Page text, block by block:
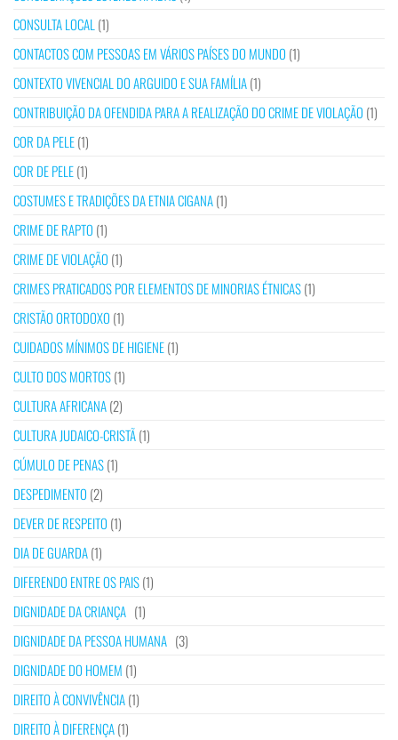
CONSULTA LOCAL (1)
CONTACTOS COM PESSOAS EM VÁRIOS PAÍSES DO MUNDO (1)
CONTEXTO VIVENCIAL DO ARGUIDO E SUA FAMÍLIA(1)
CONTRIBUIÇÃO DA OFENDIDA PARA A REALIZAÇÃO DO CRIME DE VIOLAÇÃO (1)
COR DA PELE(1)
COR DE PELE(1)
COSTUMES E TRADIÇÕES DA ETNIA CIGANA(1)
CRIME DE RAPTO (1)
CRIME DE VIOLAÇÃO (1)
CRIMES PRATICADOS POR ELEMENTOS DE MINORIAS ÉTNICAS(1)
CRISTÃO ORTODOXO (1)
CUIDADOS MÍNIMOS DE HIGIENE(1)
CULTO DOS MORTOS(1)
CULTURA AFRICANA(2)
CULTURA JUDAICO-CRISTÃ(1)
CÚMULO DE PENAS(1)
DESPEDIMENTO (2)
DEVER DE RESPEITO (1)
DIA DE GUARDA(1)
DIFERENDO ENTRE OS PAIS(1)
DIGNIDADE DA CRIANÇA (1)
DIGNIDADE DA PESSOA HUMANA (3)
DIGNIDADE DO HOMEM (1)
DIREITO À CONVIVÊNCIA(1)
DIREITO À DIFERENÇA(1)